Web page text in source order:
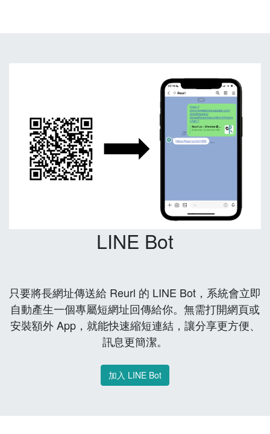
LINE Bot
只要將長網址傳送給 Reurl 的 LINE Bot，系統會立即
自動產生一個專屬短網址回傳給你。無需打開網頁或
安裝額外 App，就能快速縮短連結，讓分享更方便、
訊息更簡潔。
加入 LINE Bot